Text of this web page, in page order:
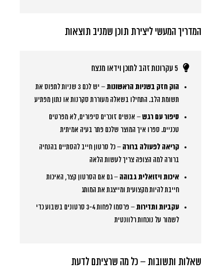
המדריך המעשי ליצירת תוכן שמניב תוצאות
5 עקרונות זהב לתוכן וידאו מנצח
הוק חזק בשניות הראשונות
– יש לכם 3 שניות לתפוס את
תשומת הלב. התחילו בשאלה מעוררת סקרנות או נתון מפתיע
סיפור עם רגש– אנשים זוכרים סיפורים, לא מפרטים
טכניים. ספרו איך המוצר שלכם פתר בעיה אמיתית
קריאה לפעולה ברורה – כל סרטון חייב להסתיים בהנחיה
ברורה למה הצופה צריך לעשות הלאה
איכות ויזואלית גבוהה – גם אם הסרטון קצר, האיכות
חייבת להיות מקצועית ומייצגת את המותג
עקביות ותדירות
– פרסמו לפחות 3-4 סרטונים בשבוע כדי
לשמור על נוכחות רלוונטית
שאלות ותשובות – כל מה שרציתם לדעת